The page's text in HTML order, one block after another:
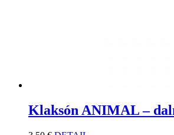
Klaksón ANIMAL –